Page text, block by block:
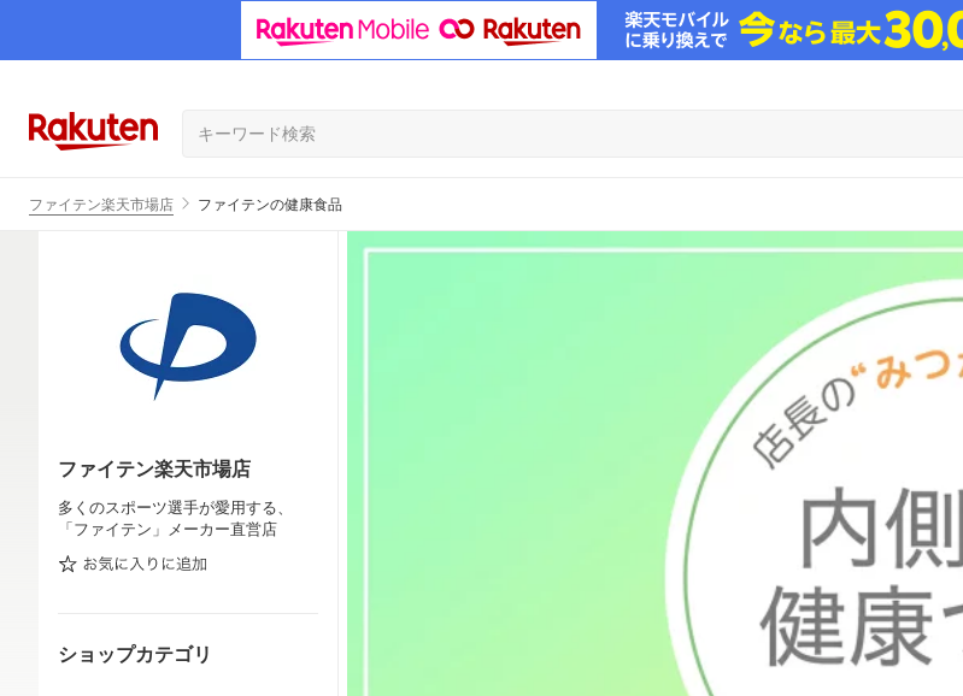
ファイテン楽天市場店 ファイテンの健康食品
ファイテン楽天市場店
多くのスポーツ選手が愛用する、
「ファイテン」メーカー直営店
ショップカテゴリ